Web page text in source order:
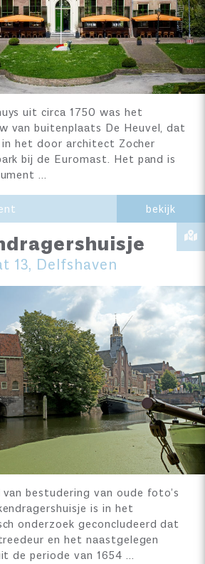
uit circa 1750 was het
van buitenplaats De Heuvel, dat
het door architect Zocher
bij de Euromast. Het pand is
…
bekijk
13, Delfshaven
van bestudering van oude foto’s
is in het
onderzoek geconcludeerd dat
en het naastgelegen
de periode van 1654 …